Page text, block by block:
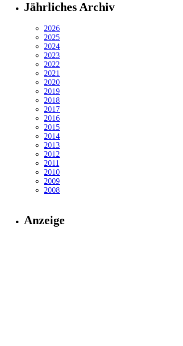
Jährliches Archiv
2026
2025
2024
2023
2022
2021
2020
2019
2018
2017
2016
2015
2014
2013
2012
2011
2010
2009
2008
Anzeige